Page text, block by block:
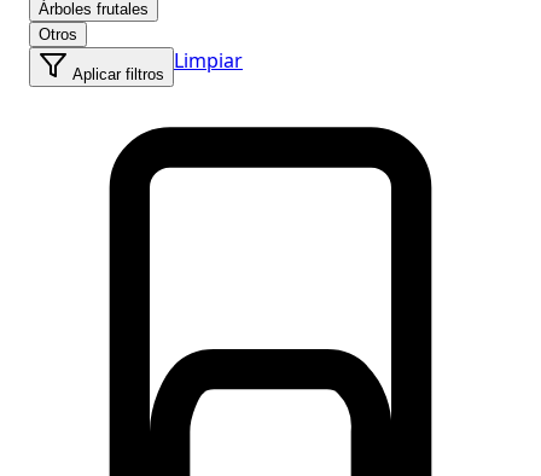
Árboles frutales
Otros
Aplicar filtros
Limpiar